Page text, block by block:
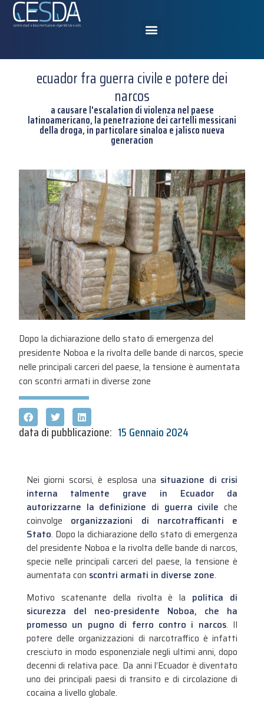
ecuador fra guerra civile e potere dei
narcos
a causare l'escalation di violenza nel paese
latinoamericano, la penetrazione dei cartelli messicani
della droga, in particolare sinaloa e jalisco nueva
generacion
Dopo la dichiarazione dello stato di emergenza del
presidente Noboa e la rivolta delle bande di narcos, specie
nelle principali carceri del paese, la tensione è aumentata
con scontri armati in diverse zone
data di pubblicazione: 15 Gennaio 2024
Nei giorni scorsi, è esplosa una situazione di crisi
interna talmente grave in Ecuador da
autorizzarne la definizione di guerra civile che
coinvolge organizzazioni di narcotrafficanti e
Stato. Dopo la dichiarazione dello stato di emergenza
del presidente Noboa e la rivolta delle bande di narcos,
specie nelle principali carceri del paese, la tensione è
aumentata con scontri armati in diverse zone.
Motivo scatenante della rivolta è la politica di
sicurezza del neo-presidente Noboa, che ha
promesso un pugno di ferro contro i narcos. Il
potere delle organizzazioni di narcotraffico è infatti
cresciuto in modo esponenziale negli ultimi anni, dopo
decenni di relativa pace. Da anni l’Ecuador è diventato
uno dei principali paesi di transito e di circolazione di
cocaina a livello globale.